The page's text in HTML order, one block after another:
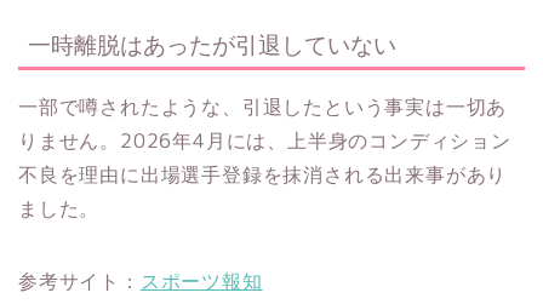
一時離脱はあったが引退していない
一部で噂されたような、引退したという事実は一切あ
りません。2026年4月には、上半身のコンディション
不良を理由に出場選手登録を抹消される出来事があり
ました。
参考サイト： スポーツ報知